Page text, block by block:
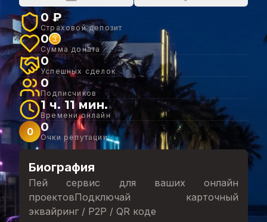
0 ₽
Страховой депозит
0
Сумма доната
0
Успешных сделок
0
Подписчиков
1 ч. 11 мин.
Времени онлайн
0 0
Очки репутации
Биография
Пей сервис для ваших онлайн
проектовПодключай карточный
эквайринг / P2P / QR коде